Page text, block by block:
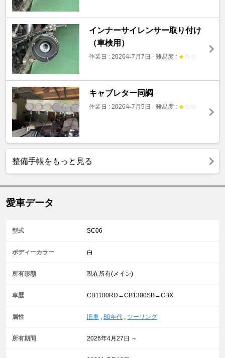
インナーサイレンサー取り付け
（車検用）
作業日 : 2026年7月7日 - 難易度 : ★ ☆ ☆
キャブレター同調
作業日 : 2026年7月5日 - 難易度 : ★ ☆ ☆
整備手帳をもっと見る
愛車データ
型式 SC06
ボディーカラー 白
所有形態 現在所有(メイン)
車歴 CB1100RD→CB1300SB→CBX
属性 旧車 , 80年代 , ツーリング
所有期間 2026年4月27日 ～